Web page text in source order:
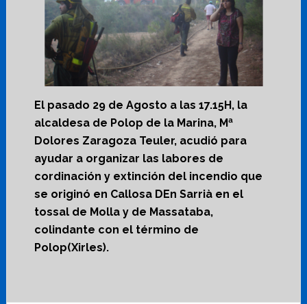
El pasado 29 de Agosto a las 17.15H, la
alcaldesa de Polop de la Marina, Mª
Dolores Zaragoza Teuler, acudió para
ayudar a organizar las labores de
cordinación y extinción del incendio que
se originó en Callosa DEn Sarrià en el
tossal de Molla y de Massataba,
colindante con el término de
Polop(Xirles).